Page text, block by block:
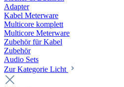
Adapter
Kabel Meterware
Multicore komplett
Multicore Meterware
Zubehör für Kabel
Zubehör
Audio Sets
Zur Kategorie Licht